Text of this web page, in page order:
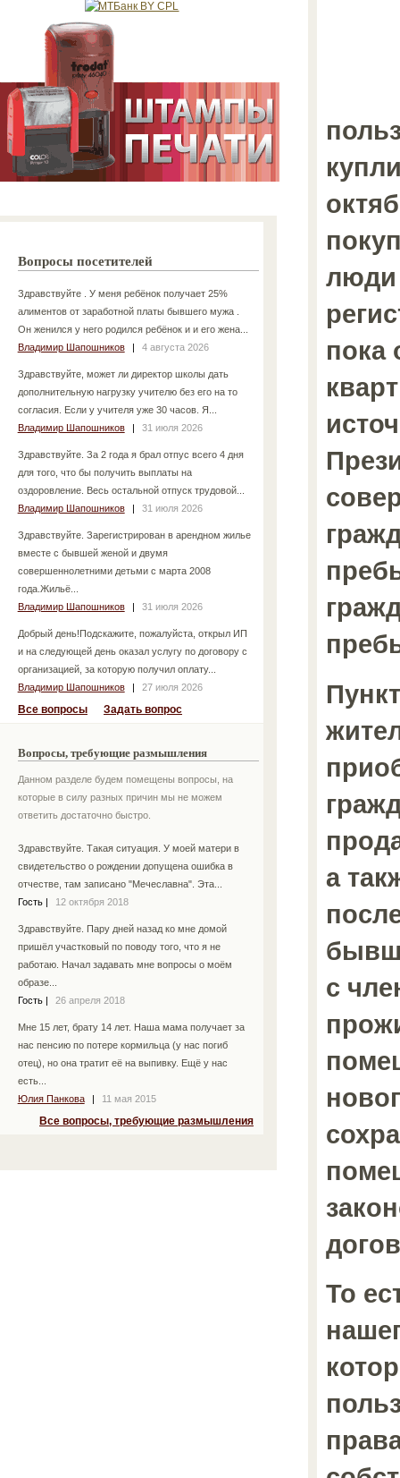
Вопросы посетителей
Здравствуйте . У меня ребёнок получает 25%
алиментов от заработной платы бывшего мужа .
Он женился у него родился ребёнок и и его жена...
Владимир Шапошников
| 4 августа 2026
Здравствуйте, может ли директор школы дать
дополнительную нагрузку учителю без его на то
согласия. Если у учителя уже 30 часов. Я...
Владимир Шапошников
| 31 июля 2026
Здравствуйте. За 2 года я брал отпус всего 4 дня
для того, что бы получить выплаты на
оздоровление. Весь остальной отпуск трудовой...
Владимир Шапошников
| 31 июля 2026
Здравствуйте. Зарегистрирован в арендном жилье
вместе с бывшей женой и двумя
совершеннолетними детьми с марта 2008
года.Жильё...
Владимир Шапошников
| 31 июля 2026
Добрый день!Подскажите, пожалуйста, открыл ИП
и на следующей день оказал услугу по договору с
организацией, за которую получил оплату...
Владимир Шапошников
| 27 июля 2026
Все вопросы Задать вопрос
Вопросы, требующие размышления
Данном разделе будем помещены вопросы, на
которые в силу разных причин мы не можем
ответить достаточно быстро.
Здравствуйте. Такая ситуация. У моей матери в
свидетельство о рождении допущена ошибка в
отчестве, там записано "Мечеславна". Эта...
Гость
12 октября 2018
Здравствуйте. Пару дней назад ко мне домой
пришёл участковый по поводу того, что я не
работаю. Начал задавать мне вопросы о моём
образе...
Гость
26 апреля 2018
Мне 15 лет, брату 14 лет. Наша мама получает за
нас пенсию по потере кормильца (у нас погиб
отец), но она тратит её на выпивку. Ещё у нас
есть...
Юлия Панкова
11 мая 2015
Все вопросы, требующие размышления
люди
пока
а
с
То